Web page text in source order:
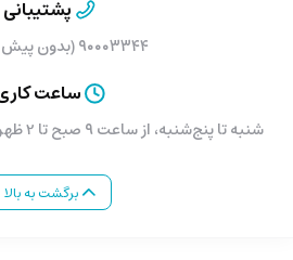
پشتیبانی
۹۰۰۰۳۳۴۴ (بدون پیش شماره)
ساعت کاری
شنبه تا پنج‌شنبه، از ساعت ۹ صبح تا 2 ظهر عصر از ساعت 5 تا 9 شب
برگشت به بالا